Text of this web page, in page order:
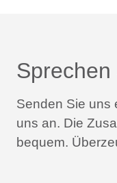
Senden Sie uns
uns an. Die
bequem.